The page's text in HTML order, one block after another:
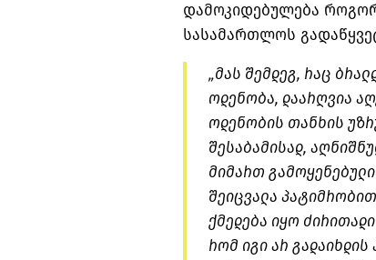
დამოკიდებულება
სასამართლოს
„მას შემდეგ, რაც
ოდენობა, დაარღვია
ოდენობის თანხის
შესაბამისად,
მიმართ
შეიცვალა
ქმედება იყო
რომ იგი არ